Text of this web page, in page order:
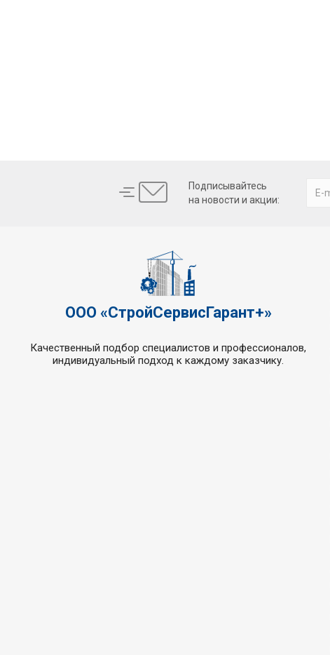
Подписывайтесь
на новости и акции:
ООО «СтройСервисГарант+»
Качественный подбор специалистов и профессионалов,
индивидуальный подход к каждому заказчику.